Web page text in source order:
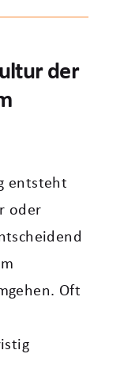
der
entsteht
oder
Oft